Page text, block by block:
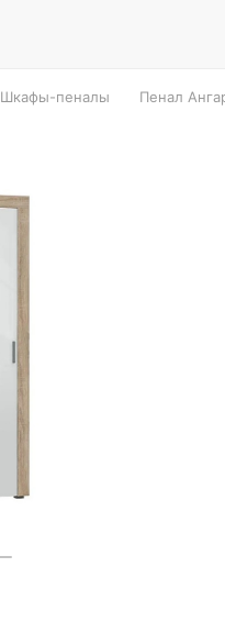
Шкафы-пеналы Пенал